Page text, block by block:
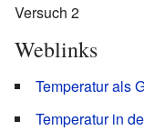
Versuch 2
Weblinks
Temperatur als
Temperatur in